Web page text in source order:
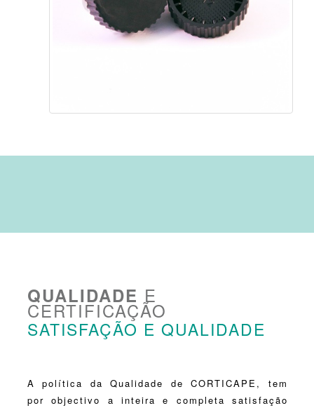
QUALIDADE E
CERTIFICAÇÃO
SATISFAÇÃO E QUALIDADE
A política da Qualidade de CORTICAPE, tem
por objectivo a inteira e completa satisfação